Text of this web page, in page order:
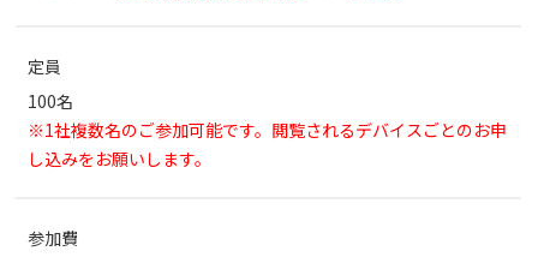
定員
100名
※1社複数名のご参加可能です。閲覧されるデバイスごとのお申
し込みをお願いします。
参加費